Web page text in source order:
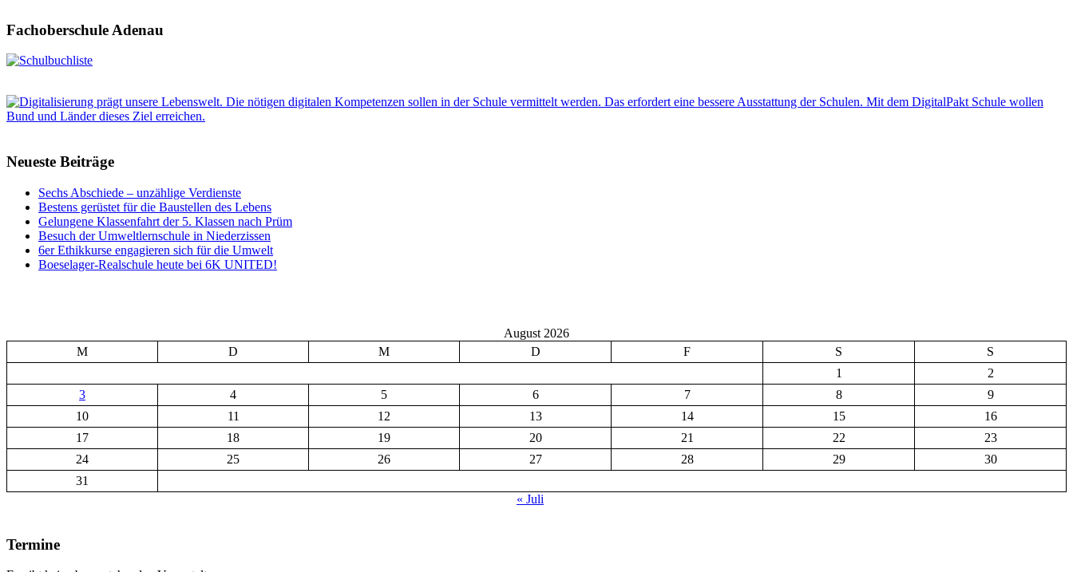
Fachoberschule Adenau
Neueste Beiträge
Sechs Abschiede – unzählige Verdienste
Bestens gerüstet für die Baustellen des Lebens
Gelungene Klassenfahrt der 5. Klassen nach Prüm
Besuch der Umweltlernschule in Niederzissen
6er Ethikkurse engagieren sich für die Umwelt
Boeselager-Realschule heute bei 6K UNITED!
August 2026
M
D M D F S
S
1
2
3
4 5 6 7 8
9
10
11 12 13 14 15
16
17
18 19 20 21 22
23
24
25 26 27 28 29
30
31
« Juli
Termine